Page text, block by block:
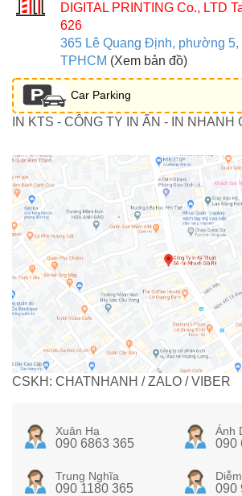
DIGITAL PRINTING Co., LTD
626
365 Lê Quang Định, phường 5,
TPHCM (Xem bản đồ)
Car Parking
IN KTS - CÔNG TY IN ẤN - IN NHANH
CSKH: CHATNHANH / ZALO / VIBER
Xuân Hạ
090 6863 365
Ánh
090
Trung Nghĩa
090 1180 365 090